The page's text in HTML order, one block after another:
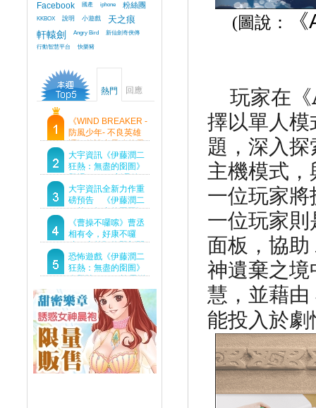
Facebook 國產 iphone 粉絲團
KKBOX 說明 小遊戲 天之痕
軒轅劍 Angry Bird
新仙劍奇俠傳
行動智慧平台
快樂豬
熱門 回應
《WIND BREAKER -
防風少年- 不良英雄
譚》傳說中最強的男
人現身！即將顛覆風
鈴高中！
大宇資訊《伊藤潤二
狂熱：無盡的囹圄》
登場 Steam 新品節
首支預告片及遊戲
Demo重磅釋出
大宇資訊全新力作重
磅預告 《伊藤潤二
狂熱：無盡的囹圄》
驚悚亮相 ！伊藤潤二
恐怖世界首度進軍
Steam
《曹操不囉嗦》曹丞
相有令，好康不囉
嗦！事前預約即刻開
跑！
恐怖遊戲《伊藤潤二
狂熱：無盡的囹圄》
今登陸Steam 詭異洋
樓開啟 同步釋出最新
預告片
(圖說： 《
玩家在《
擇以單人
題，深入
主機模式
一位玩家將
一位玩家
面板，協助
神遺棄之境
慧，並藉由
能投入於